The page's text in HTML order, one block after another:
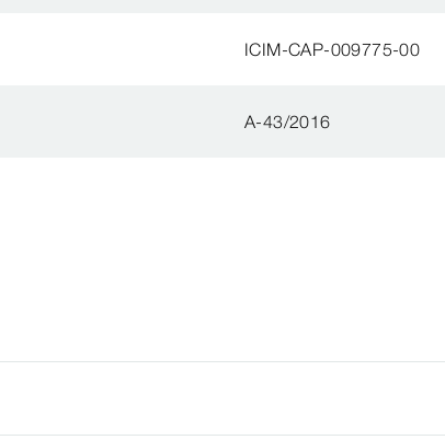
ICIM-CAP-009775-00
A-43/2016